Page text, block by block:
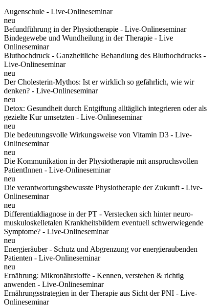
Augenschule - Live-Onlineseminar
neu
Befundführung in der Physiotherapie - Live-Onlineseminar
Bindegewebe und Wundheilung in der Therapie - Live
Onlineseminar
Bluthochdruck - Ganzheitliche Behandlung des Bluthochdrucks -
Live-Onlineseminar
neu
Der Cholesterin-Mythos: Ist er wirklich so gefährlich, wie wir
denken? - Live-Onlineseminar
neu
Detox: Gesundheit durch Entgiftung alltäglich integrieren oder als
gezielte Kur umsetzten - Live-Onlineseminar
neu
Die bedeutungsvolle Wirkungsweise von Vitamin D3 - Live-
Onlineseminar
neu
Die Kommunikation in der Physiotherapie mit anspruchsvollen
PatientInnen - Live-Onlineseminar
neu
Die verantwortungsbewusste Physiotherapie der Zukunft - Live-
Onlineseminar
neu
Differentialdiagnose in der PT - Verstecken sich hinter neuro-
muskuloskelletalen Krankheitsbildern eventuell schwerwiegende
Symptome? - Live-Onlineseminar
neu
Energieräuber - Schutz und Abgrenzung vor energieraubenden
Patienten - Live-Onlineseminar
neu
Ernährung: Mikronährstoffe - Kennen, verstehen & richtig
anwenden - Live-Onlineseminar
Ernährungsstrategien in der Therapie aus Sicht der PNI - Live-
Onlineseminar